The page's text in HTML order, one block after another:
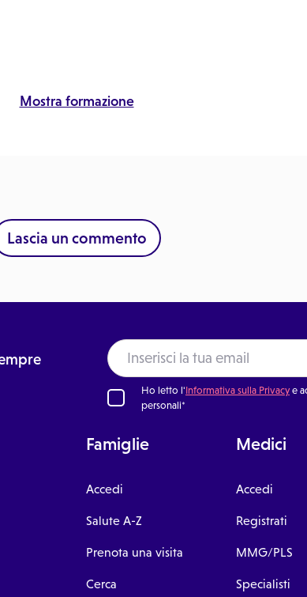
Mostra formazione
Lascia un commento
Ho letto l'Informativa sulla Privacye
personali*
Famiglie
Accedi
Salute A-Z
Prenota una visita
Cerca
Medici
Accedi
Registrati
MMG/PLS
Specialisti